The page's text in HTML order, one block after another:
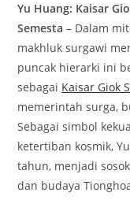
Yu Huang: Kaisar
Semesta – Dalam
makhluk surgawi
puncak hierarki ini
sebagai Kaisar Giok
memerintah surga,
Sebagai simbol
ketertiban kosmik,
tahun, menjadi
dan budaya